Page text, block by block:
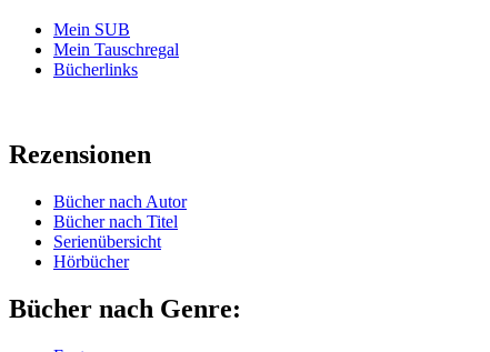
Mein SUB
Mein Tauschregal
Bücherlinks
Rezensionen
Bücher nach Autor
Bücher nach Titel
Serienübersicht
Hörbücher
Bücher nach Genre: